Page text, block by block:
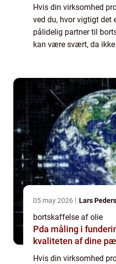
Hvis din virksomhed
ved du, hvor vigtigt det
pålidelig partner til
kan være svært, da
05 may 2026 Lars
bortskaffelse af olie
Pda måling i
kvaliteten af dine
Hvis din virksomhed